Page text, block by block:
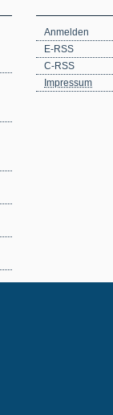
Anmelden
E-RSS
C-RSS
Impressum